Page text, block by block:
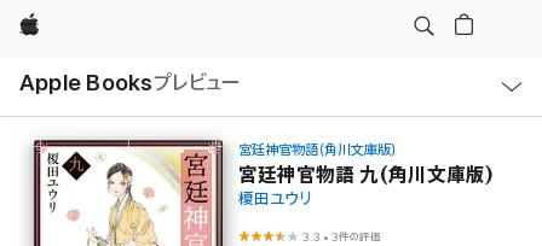
Apple
Apple Booksプレビュー
ル
宮廷神官物語（角川文庫版）
宮廷神官物語 九(角川文庫版)
榎田ユウリ
3.3 •3件の評価